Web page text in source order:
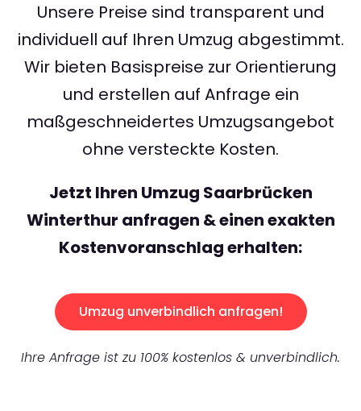
Unsere Preise sind transparent und
individuell auf Ihren Umzug abgestimmt.
Wir bieten Basispreise zur Orientierung
und erstellen auf Anfrage ein
maßgeschneidertes Umzugsangebot
ohne versteckte Kosten.
Jetzt Ihren Umzug Saarbrücken
Winterthur anfragen & einen exakten
Kostenvoranschlag erhalten:
Umzug unverbindlich anfragen!
Ihre Anfrage ist zu 100% kostenlos & unverbindlich.